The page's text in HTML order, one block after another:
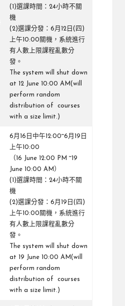
(1)選課時間：24小時不關
機
(2)選課分發：6月12日(四)
上午10:00關機，系統進行
有人數上限課程亂數分
發。
The system will shut down
at 12 June 10:00 AM(will
perform random
distribution of courses
with a size limit.)
6月16日中午12:00~6月19日
上午10:00
（16 June 12:00 PM ~19
June 10:00 AM）
(1)選課時間：24小時不關
機
(2)選課分發：6月19日(四)
上午10:00關機，系統進行
有人數上限課程亂數分
發。
The system will shut down
at 19 June 10:00 AM(will
perform random
distribution of courses
with a size limit.)